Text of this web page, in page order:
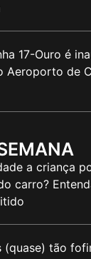
17-Ouro é
Aeroporto de
a criança
carro?
(quase) tão